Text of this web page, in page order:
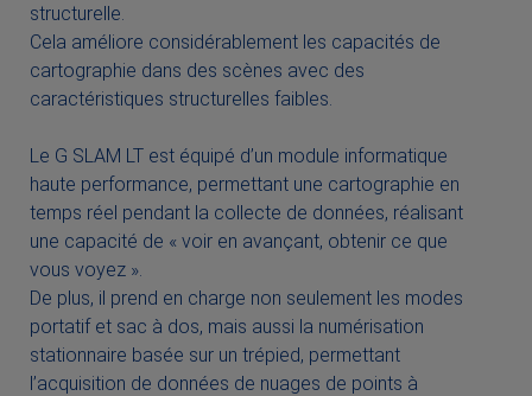
structurelle.
Cela améliore considérablement les capacités de
cartographie dans des scènes avec des
caractéristiques structurelles faibles.
Le G SLAM LT est équipé d’un module informatique
haute performance, permettant une cartographie en
temps réel pendant la collecte de données, réalisant
une capacité de « voir en avançant, obtenir ce que
vous voyez ».
De plus, il prend en charge non seulement les modes
portatif et sac à dos, mais aussi la numérisation
stationnaire basée sur un trépied, permettant
l’acquisition de données de nuages de points à